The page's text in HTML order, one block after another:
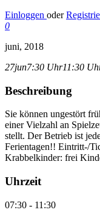
Einloggen oder
0
juni, 2018
27jun7:30 Uhr11:30
Beschreibung
Sie können ungestört
einer Vielzahl an
stellt. Der Betrieb ist
Ferientagen!! Eintritt-/
Krabbelkinder: frei
Uhrzeit
07:30 - 11:30